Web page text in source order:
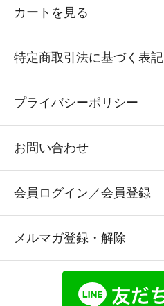
カートを見る
特定商取引法に基づく表記
プライバシーポリシー
お問い合わせ
会員ログイン／会員登録
メルマガ登録・解除